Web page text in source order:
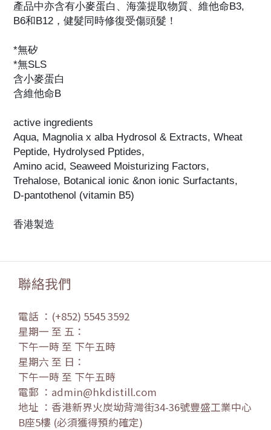
產品中亦含有小麥蛋白、海藻提取物質、維他命B3,
B6和B12 ，健髮同時修復受傷頭髮！
*無矽
*無SLS
含小麥蛋白
含維他命B
active ingredients
Aqua, Magnolia x alba Hydrosol & Extracts, Wheat
Peptide, Hydrolysed Pptides,
Amino acid, Seaweed Moisturizing Factors,
Trehalose, Botanical ionic &non ionic Surfactants,
D-pantothenol (vitamin B5)
香港製造
聯絡我們
電話 ：(+852) 5545 3592
星期一 至 五：
下午一時 至 下午五時
星期六 至 日：
下午一時 至 下午五時
電郵 ：admin@hkdistill.com
地址 ：香港新界火炭坳背灣街34-36號豐盛工業中心
B座5樓 (必須獲得預約確定)